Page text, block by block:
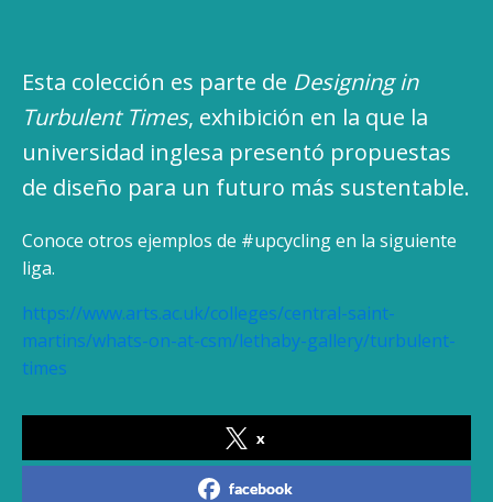
Esta colección es parte de Designing in
Turbulent Times, exhibición en la que la
universidad inglesa presentó propuestas
de diseño para un futuro más sustentable.
Conoce otros ejemplos de #upcycling en la siguiente
liga.
https://www.arts.ac.uk/colleges/central-saint-
martins/whats-on-at-csm/lethaby-gallery/turbulent-
times
x
facebook